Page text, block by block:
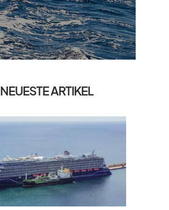
NEUESTE ARTIKEL